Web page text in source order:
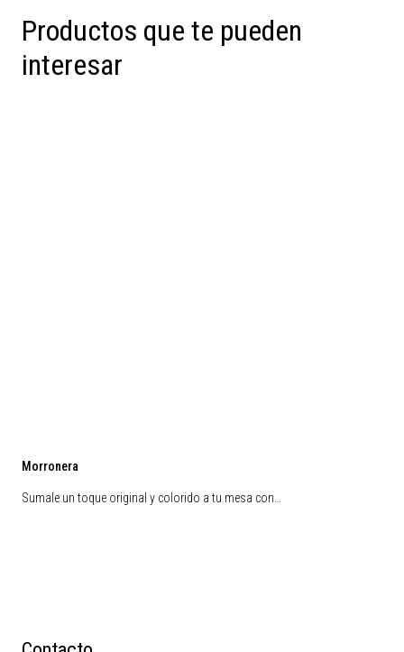
Productos que te pueden
interesar
Morronera
Sumale un toque original y colorido a tu mesa con…